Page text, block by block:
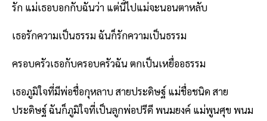
รัก แม่เธอบอกกับฉันว่า แต่นี้ไปแม่จะนอนตาหลับ
เธอรักความเป็นธรรม ฉันก็รักความเป็นธรรม
ครอบครัวเธอกับครอบครัวฉัน ตกเป็นเหยื่ออธรรม
เธอภูมิใจที่มีพ่อชื่อกุหลาบ สายประดิษฐ์ แม่ชื่อชนิด สาย
ประดิษฐ์ ฉันก็ภูมิใจที่เป็นลูกพ่อปรีดี พนมยงค์ แม่พูนศุข พนม